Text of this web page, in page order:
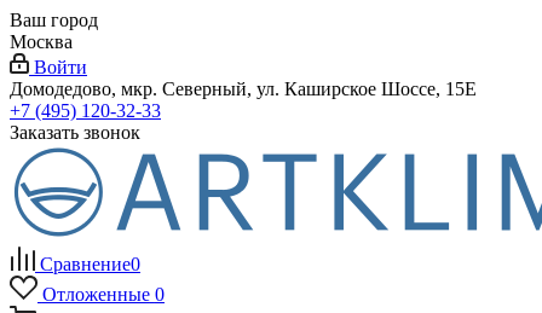
Ваш город
Москва
Войти
Домодедово, мкр. Северный, ул. Каширское Шоссе, 15Е
+7 (495) 120-32-33
Заказать звонок
Сравнение0
Отложенные 0